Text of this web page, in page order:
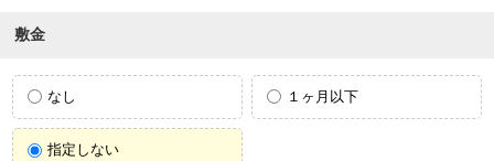
敷金
なし １ヶ月以下
指定しない